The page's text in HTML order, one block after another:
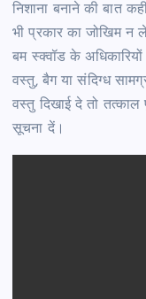
निशाना बनाने की बात
भी प्रकार का जोखिम न
बम स्क्वॉड के
वस्तु, बैग या संदिग्ध
वस्तु दिखाई दे तो
सूचना दें।